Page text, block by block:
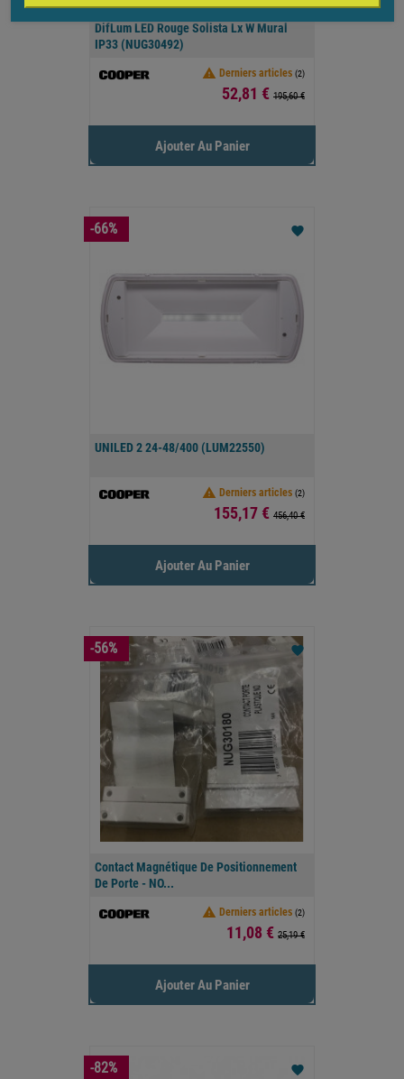
DifLum LED Rouge Solista Lx W Mural
IP33 (NUG30492)
 Derniers articles (2)
Prix
52,81 € 195,60 €
Ajouter Au Panier
UNILED 2 24-48/400 (LUM22550)
 Derniers articles (2)
Prix
155,17 € 456,40 €
favorite
Ajouter Au Panier
-66%
Contact Magnétique De Positionnement
De Porte - NO...
 Derniers articles (2)
Prix
11,08 € 25,19 €
favorite
Ajouter Au Panier
-56%
favorite
-82%